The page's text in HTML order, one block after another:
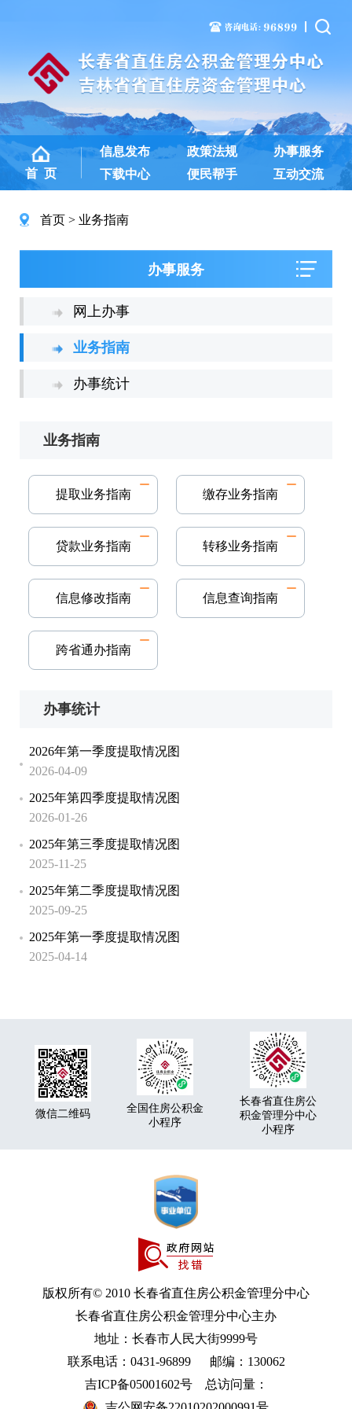
首 页
信息发布 政策法规
办事服务
下载中心
便民帮手 互动交流
首页 业务指南
办事服务
网上办事
业务指南
办事统计
业务指南
提取业务指南 缴存业务指南
贷款业务指南 转移业务指南
信息修改指南 信息查询指南
跨省通办指南
办事统计
2026年第一季度提取情况图
2026-04-09
2025年第四季度提取情况图
2026-01-26
2025年第三季度提取情况图
2025-11-25
2025年第二季度提取情况图
2025-09-25
2025年第一季度提取情况图
2025-04-14
微信二维码
全国住房公积金
小程序
长春省直住房公
积金管理分中心
小程序
版权所有© 2010 长春省直住房公积金管理分中心
长春省直住房公积金管理分中心主办
地址：长春市人民大街9999号
联系电话：0431-96899 邮编：130062
吉ICP备05001602号总访问量：